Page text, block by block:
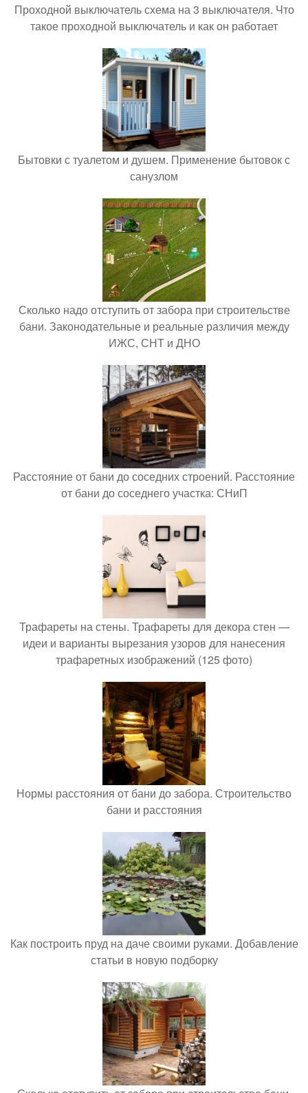
Проходной выключатель схема на 3 выключателя. Что
такое проходной выключатель и как он работает
Бытовки с туалетом и душем. Применение бытовок с
санузлом
Сколько надо отступить от забора при строительстве
бани. Законодательные и реальные различия между
ИЖС, СНТ и ДНО
Расстояние от бани до соседних строений. Расстояние
от бани до соседнего участка: СНиП
Трафареты на стены. Трафареты для декора стен —
идеи и варианты вырезания узоров для нанесения
трафаретных изображений (125 фото)
Нормы расстояния от бани до забора. Строительство
бани и расстояния
Как построить пруд на даче своими руками. Добавление
статьи в новую подборку